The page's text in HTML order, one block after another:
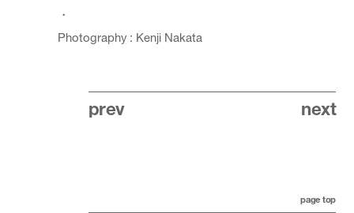
・
Photography : Kenji Nakata
prev next
page top